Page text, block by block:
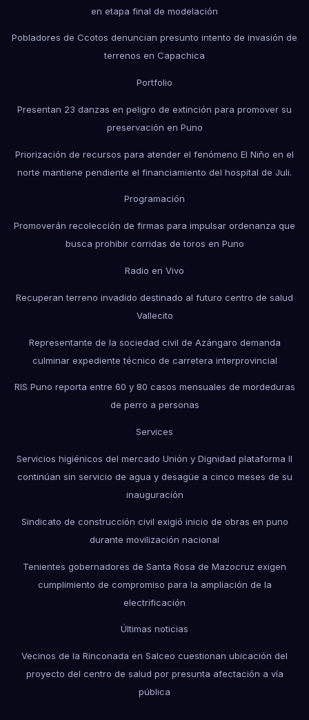
en etapa final de modelación
Pobladores de Ccotos denuncian presunto intento de invasión de
terrenos en Capachica
Portfolio
Presentan 23 danzas en peligro de extinción para promover su
preservación en Puno
Priorización de recursos para atender el fenómeno El Niño en el
norte mantiene pendiente el financiamiento del hospital de Juli.
Programación
Promoverán recolección de firmas para impulsar ordenanza que
busca prohibir corridas de toros en Puno
Radio en Vivo
Recuperan terreno invadido destinado al futuro centro de salud
Vallecito
Representante de la sociedad civil de Azángaro demanda
culminar expediente técnico de carretera interprovincial
RIS Puno reporta entre 60 y 80 casos mensuales de mordeduras
de perro a personas
Services
Servicios higiénicos del mercado Unión y Dignidad plataforma II
continúan sin servicio de agua y desagüe a cinco meses de su
inauguración
Sindicato de construcción civil exigió inicio de obras en puno
durante movilización nacional
Tenientes gobernadores de Santa Rosa de Mazocruz exigen
cumplimiento de compromiso para la ampliación de la
electrificación
Últimas noticias
Vecinos de la Rinconada en Salceo cuestionan ubicación del
proyecto del centro de salud por presunta afectación a vía
pública